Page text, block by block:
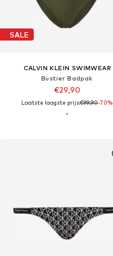
SALE
CALVIN KLEIN SWIMWEAR
Bustier Badpak
€29,90
Laatste laagste prijs:€99,90-70%